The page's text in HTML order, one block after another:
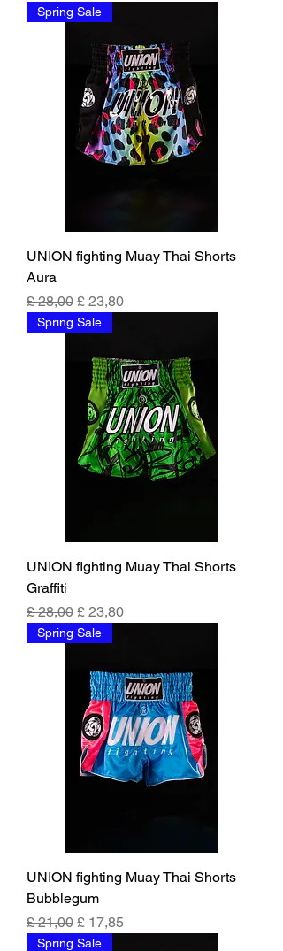
Spring Sale
UNION fighting Muay Thai Shorts
Aura
Preço normal
£ 28,00 Preço promocional
£ 23,80
Spring Sale
UNION fighting Muay Thai Shorts
Graffiti
Preço normal
£ 28,00 Preço promocional
£ 23,80
Spring Sale
UNION fighting Muay Thai Shorts
Bubblegum
Preço normal
£ 21,00 Preço promocional
£ 17,85
Spring Sale